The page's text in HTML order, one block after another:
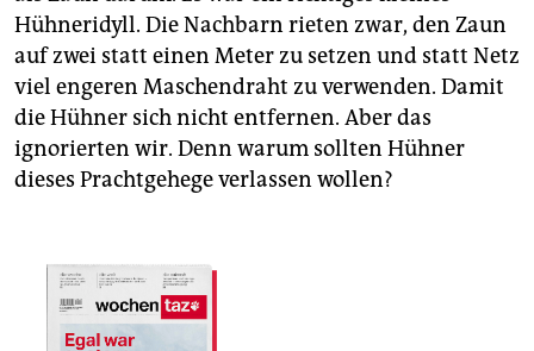
Hühneridyll. Die Nachbarn rieten zwar, den Zaun
auf zwei statt einen Meter zu setzen und statt Netz
viel engeren Maschendraht zu verwenden. Damit
die Hühner sich nicht entfernen. Aber das
ignorierten wir. Denn warum sollten Hühner
dieses Prachtgehege verlassen wollen?